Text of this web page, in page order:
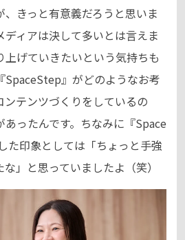
きっと有意義だろうと思いま
ディアは決して多いとは言えま
げていきたいという気持ちも
SpaceStep』がどのようなお考
ンテンツづくりをしているの
ったんです。ちなみに『Space
た印象としては「ちょっと手強
」と思っていましたよ（笑）